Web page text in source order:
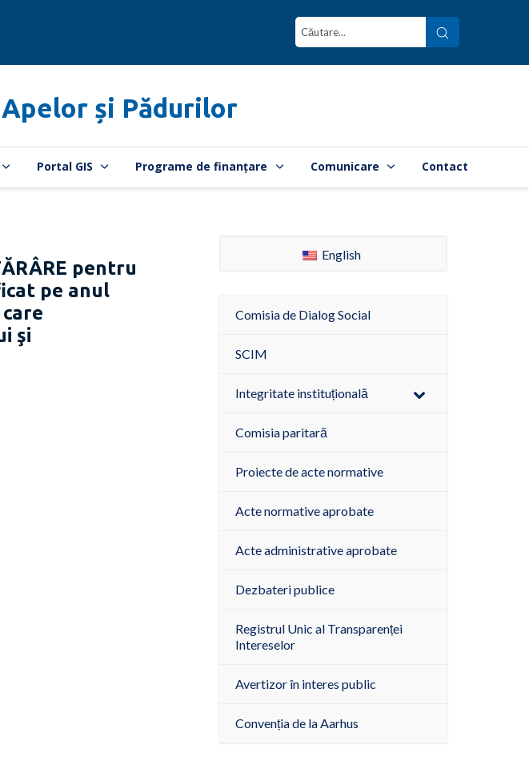
și Pădurilor
Portal GIS Programe de finanțare Comunicare Contact
pentru
pe anul
şi
English
Comisia de Dialog Social
SCIM
Integritate instituțională
Comisia paritară
Proiecte de acte normative
Acte normative aprobate
Acte administrative aprobate
Dezbateri publice
Registrul Unic al Transparenței
Intereselor
Avertizor în interes public
Convenția de la Aarhus